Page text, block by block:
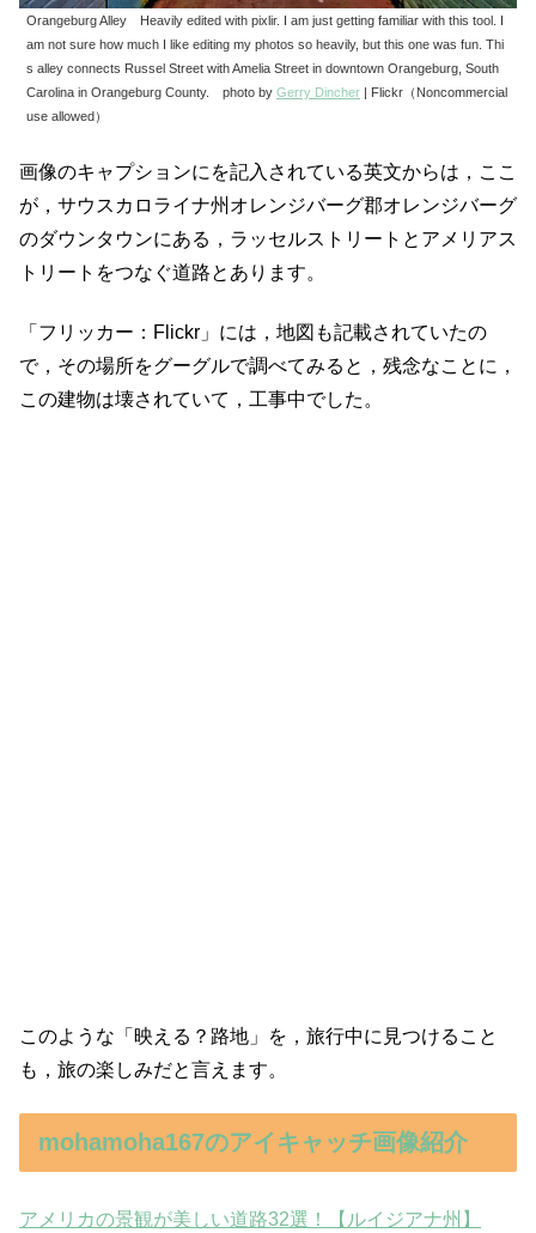
Orangeburg Alley Heavily edited with pixlir. I am just getting familiar with this tool. I
am not sure how much I like editing my photos so heavily, but this one was fun. Thi
s alley connects Russel Street with Amelia Street in downtown Orangeburg, South
Carolina in Orangeburg County. photo by Gerry Dincher | Flickr（Noncommercial
use allowed）
画像のキャプションにを記入されている英文からは，ここ
が，サウスカロライナ州オレンジバーグ郡オレンジバーグ
のダウンタウンにある，ラッセルストリートとアメリアス
トリートをつなぐ道路とあります。
「フリッカー：Flickr」には，地図も記載されていたの
で，その場所をグーグルで調べてみると，残念なことに，
この建物は壊されていて，工事中でした。
このような「映える？路地」を，旅行中に見つけること
も，旅の楽しみだと言えます。
mohamoha167のアイキャッチ画像紹介
アメリカの景観が美しい道路32選！【ルイジアナ州】